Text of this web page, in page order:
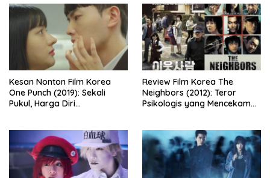
Kesan Nonton Film Korea
One Punch (2019): Sekali
Pukul, Harga Diri
Review Film Korea The
Neighbors (2012): Teror
Psikologis yang Mencekam